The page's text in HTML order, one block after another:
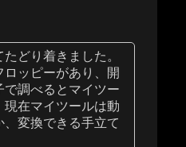
どり着きました。
ッピーがあり、開
調べるとマイツー
現在マイツールは動
変換できる手立て